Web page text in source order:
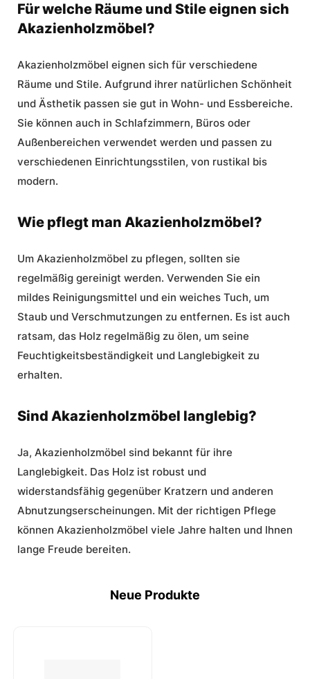
Für welche Räume und Stile eignen sich
Akazienholzmöbel?
Akazienholzmöbel eignen sich für verschiedene
Räume und Stile. Aufgrund ihrer natürlichen Schönheit
und Ästhetik passen sie gut in Wohn- und Essbereiche.
Sie können auch in Schlafzimmern, Büros oder
Außenbereichen verwendet werden und passen zu
verschiedenen Einrichtungsstilen, von rustikal bis
modern.
Wie pflegt man Akazienholzmöbel?
Um Akazienholzmöbel zu pflegen, sollten sie
regelmäßig gereinigt werden. Verwenden Sie ein
mildes Reinigungsmittel und ein weiches Tuch, um
Staub und Verschmutzungen zu entfernen. Es ist auch
ratsam, das Holz regelmäßig zu ölen, um seine
Feuchtigkeitsbeständigkeit und Langlebigkeit zu
erhalten.
Sind Akazienholzmöbel langlebig?
Ja, Akazienholzmöbel sind bekannt für ihre
Langlebigkeit. Das Holz ist robust und
widerstandsfähig gegenüber Kratzern und anderen
Abnutzungserscheinungen. Mit der richtigen Pflege
können Akazienholzmöbel viele Jahre halten und Ihnen
lange Freude bereiten.
Neue Produkte